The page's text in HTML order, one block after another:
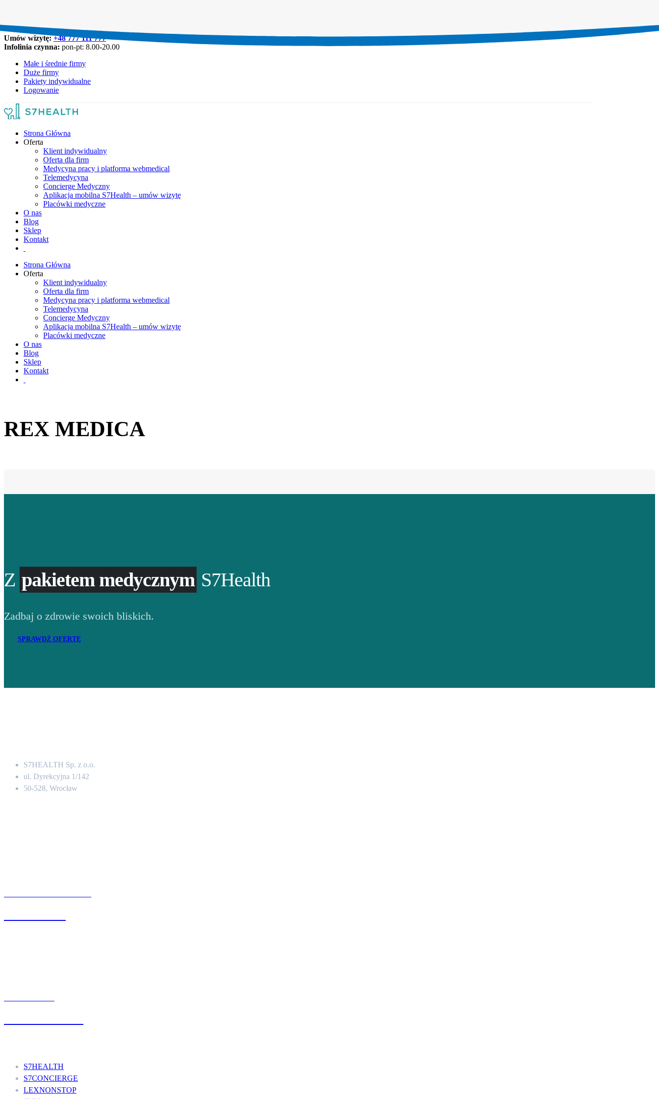
Umów wizytę:+48 777 111 777
Infolinia czynna: pon-pt: 8.00-20.00
Małe i średnie firmy
Duże firmy
Pakiety indywidualne
Logowanie
Strona Główna
Oferta
Klient indywidualny
Oferta dla firm
Medycyna pracy i platforma webmedical
Telemedycyna
Concierge Medyczny
Aplikacja mobilna S7Health – umów wizytę
Placówki medyczne
O nas
Blog
Sklep
Kontakt
Strona Główna
Oferta
Klient indywidualny
Oferta dla firm
Medycyna pracy i platforma webmedical
Telemedycyna
Concierge Medyczny
Aplikacja mobilna S7Health – umów wizytę
Placówki medyczne
O nas
Blog
Sklep
Kontakt
REX MEDICA
Z pakietem medycznym S7Health
Zadbaj o zdrowie swoich bliskich.
SPRAWDŹ OFERTĘ
S7HEALTH Sp. z o.o.
ul. Dyrekcyjna 1/142
50-528, Wrocław
S7HEALTH
S7CONCIERGE
LEXNONSTOP